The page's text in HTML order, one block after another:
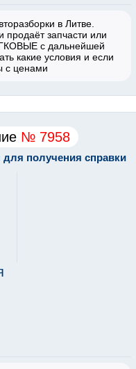
в Литве.
продаёт запчасти или
с дальнейшей
какие условия и если
с ценами
№ 7958
для получения справки